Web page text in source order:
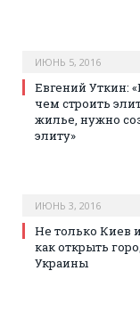
ИЮНЬ 5, 2016
Евгений Уткин:
чем строить
жилье, нужно
элиту»
ИЮНЬ 3, 2016
Не только Киев
как открыть
Украины